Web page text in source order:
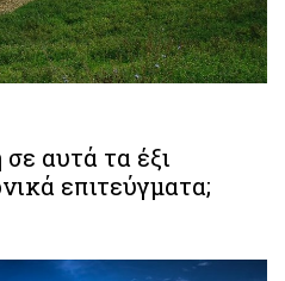
αυτά τα έξι
επιτεύγματα;